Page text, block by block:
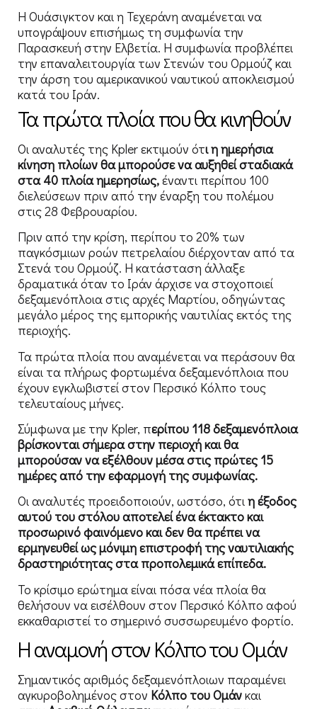
Η Ουάσιγκτον και η Τεχεράνη αναμένεται να
υπογράψουν επισήμως τη συμφωνία την
Παρασκευή στην Ελβετία. Η συμφωνία προβλέπει
την επαναλειτουργία των Στενών του Ορμούζ και
την άρση του αμερικανικού ναυτικού αποκλεισμού
κατά του Ιράν.
Τα πρώτα πλοία που θα κινηθούν
Οι αναλυτές της Kpler εκτιμούν ότι η ημερήσια
κίνηση πλοίων θα μπορούσε να αυξηθεί σταδιακά
στα 40 πλοία ημερησίως,έναντι περίπου 100
διελεύσεων πριν από την έναρξη του πολέμου
στις 28 Φεβρουαρίου.
Πριν από την κρίση, περίπου το 20% των
παγκόσμιων ροών πετρελαίου διέρχονταν από τα
Στενά του Ορμούζ. Η κατάσταση άλλαξε
δραματικά όταν το Ιράν άρχισε να στοχοποιεί
δεξαμενόπλοια στις αρχές Μαρτίου, οδηγώντας
μεγάλο μέρος της εμπορικής ναυτιλίας εκτός της
περιοχής.
Τα πρώτα πλοία που αναμένεται να περάσουν θα
είναι τα πλήρως φορτωμένα δεξαμενόπλοια που
έχουν εγκλωβιστεί στον Περσικό Κόλπο τους
τελευταίους μήνες.
Σύμφωνα με την Kpler, περίπου 118 δεξαμενόπλοια
βρίσκονται σήμερα στην περιοχή και θα
μπορούσαν να εξέλθουν μέσα στις πρώτες 15
ημέρες από την εφαρμογή της συμφωνίας.
Οι αναλυτές προειδοποιούν, ωστόσο, ότιη έξοδος
αυτού του στόλου αποτελεί ένα έκτακτο και
προσωρινό φαινόμενο και δεν θα πρέπει να
ερμηνευθεί ως μόνιμη επιστροφή της ναυτιλιακής
δραστηριότητας στα προπολεμικά επίπεδα.
Το κρίσιμο ερώτημα είναι πόσα νέα πλοία θα
θελήσουν να εισέλθουν στον Περσικό Κόλπο αφού
εκκαθαριστεί το σημερινό συσσωρευμένο φορτίο.
Η αναμονή στον Κόλπο του Ομάν
Σημαντικός αριθμός δεξαμενόπλοιων παραμένει
αγκυροβολημένος στον Κόλπο του Ομάνκαι